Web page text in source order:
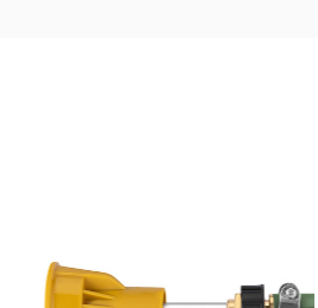
recta, ligero y fácil de
Al mismo tiempo,
agrícolas,